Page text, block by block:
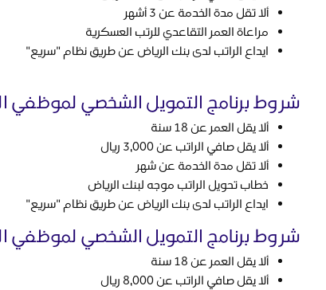
ألا تقل مدة الخدمة عن 3 أشهر
مراعاة العمر التقاعدي للرتب العسكرية
ايداع الراتب لدى بنك الرياض عن طريق نظام "سريع"
شروط برنامج التمويل الشخصي لموظفي
ألا يقل العمر عن 18 سنة
ألا يقل صافي الراتب عن 3,000 ريال
ألا تقل مدة الخدمة عن شهر
خطاب تحويل الراتب موجه لبنك الرياض
ايداع الراتب لدى بنك الرياض عن طريق نظام "سريع"
شروط برنامج التمويل الشخصي لموظفي
ألا يقل العمر عن 18 سنة
ألا يقل صافي الراتب عن 8,000 ريال